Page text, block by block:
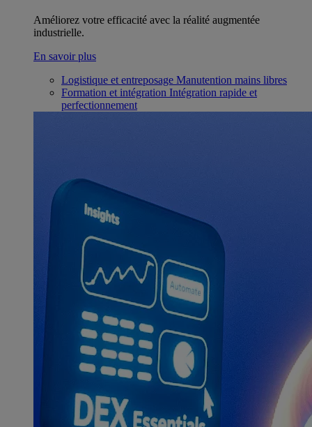
Améliorez votre efficacité avec la réalité augmentée
industrielle.
En savoir plus
Logistique et entreposage Manutention mains libres
Formation et intégration Intégration rapide et
perfectionnement